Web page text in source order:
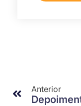
Anterior